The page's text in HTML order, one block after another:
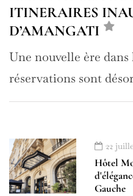
ITINERAIRES
D’AMANGATI
Une nouvelle ère
réservations sont
22
Hôtel
Gauche